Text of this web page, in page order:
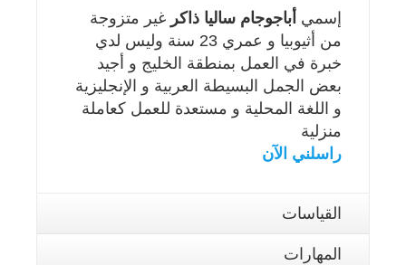
إسمي أباجوجام ساليا ذاكر غير متزوجة
من أثيوبيا و عمري 23 سنة وليس لدي
خبرة في العمل بمنطقة الخليج و أجيد
بعض الجمل البسيطة العربية و الإنجليزية
و اللغة المحلية و مستعدة للعمل كعاملة
منزلية
راسلني الآن
القياسات
المهارات